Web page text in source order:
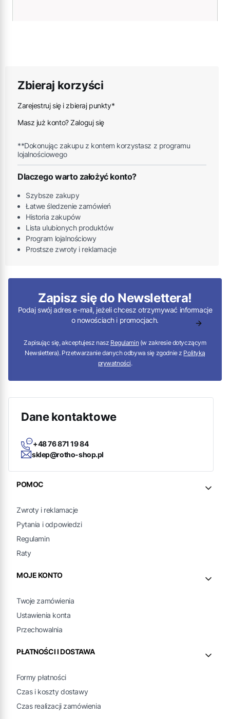
Zbieraj korzyści
Zarejestruj się i zbieraj punkty*
Masz już konto? Zaloguj się
**Dokonując zakupu z kontem korzystasz z programu
lojalnościowego
Dlaczego warto założyć konto?
Szybsze zakupy
Łatwe śledzenie zamówień
Historia zakupów
Lista ulubionych produktów
Program lojalnościowy
Prostsze zwroty i reklamacje
Zapisz się do Newslettera!
Podaj swój adres e-mail, jeżeli chcesz otrzymywać informacje
o nowościach i promocjach.
Zapisując się, akceptujesz nasz Regulamin (w zakresie dotyczącym
Newslettera). Przetwarzanie danych odbywa się zgodnie z Polityką
prywatności.
Dane kontaktowe
+48 76 871 19 84
sklep@rotho-shop.pl
Linki w stopce
POMOC
Zwroty i reklamacje
Pytania i odpowiedzi
Regulamin
Raty
MOJE KONTO
Twoje zamówienia
Ustawienia konta
Przechowalnia
PŁATNOŚCI I DOSTAWA
Formy płatności
Czas i koszty dostawy
Czas realizacji zamówienia